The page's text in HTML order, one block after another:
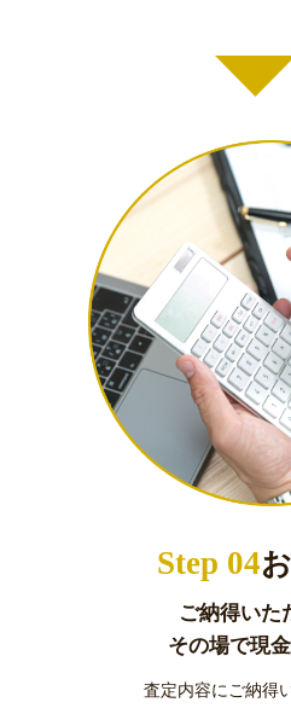
Step 04
ご納得いた
その場で現
査定内容にご納得